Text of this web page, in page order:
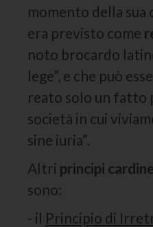
momento della sua
era previsto come
noto brocardo
lege”, e che può
reato solo un fatto
società in cui
sine iuria”.
Altri principi cardine
sono:
- il Principio di